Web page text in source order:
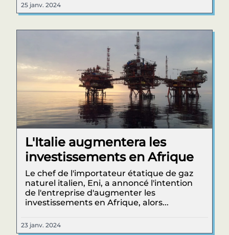
25 janv. 2024
L'Italie augmentera les
investissements en Afrique
Le chef de l'importateur étatique de gaz
naturel italien, Eni, a annoncé l'intention
de l'entreprise d'augmenter les
investissements en Afrique, alors...
23 janv. 2024